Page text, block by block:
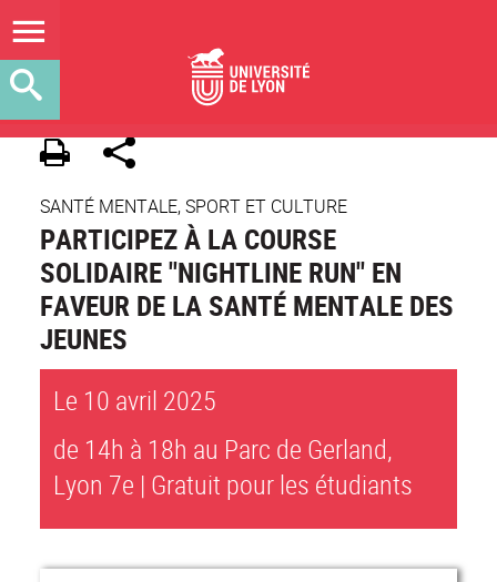
SANTÉ MENTALE, SPORT ET CULTURE
PARTICIPEZ À LA COURSE
SOLIDAIRE "NIGHTLINE RUN" EN
FAVEUR DE LA SANTÉ MENTALE DES
JEUNES
Le 10 avril 2025
de 14h à 18h au Parc de Gerland,
Lyon 7e | Gratuit pour les étudiants